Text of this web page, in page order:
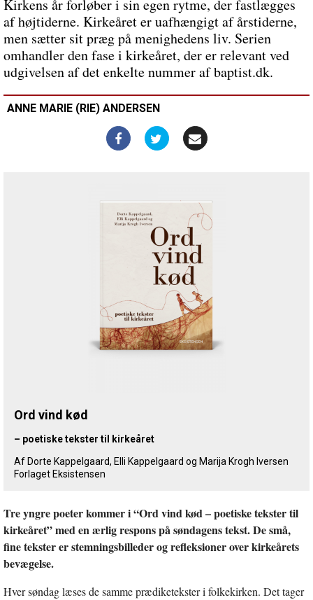
Kirkens år forløber i sin egen rytme, der fastlægges
af højtiderne. Kirkeåret er uafhængigt af årstiderne,
men sætter sit præg på menighedens liv. Serien
omhandler den fase i kirkeåret, der er relevant ved
udgivelsen af det enkelte nummer af baptist.dk.
ANNE MARIE (RIE) ANDERSEN
Ord vind kød
– poetiske tekster til kirkeåret
Af Dorte Kappelgaard, Elli Kappelgaard og Marija Krogh Iversen
Forlaget Eksistensen
Tre yngre poeter kommer i “Ord vind kød – poetiske tekster til
kirkeåret” med en ærlig respons på søndagens tekst. De små,
fine tekster er stemningsbilleder og refleksioner over kirkeårets
bevægelse.
Hver søndag læses de samme prædiketekster i folkekirken. Det tager